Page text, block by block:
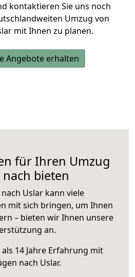
kontaktieren Sie uns noch
Umzug von
mit Ihnen zu planen.
Angebote erhalten
für Ihren Umzug
nach bieten
nach Uslar kann viele
mit sich bringen, um Ihnen
– bieten wir Ihnen unsere
an.
14 Jahre Erfahrung mit
nach Uslar.